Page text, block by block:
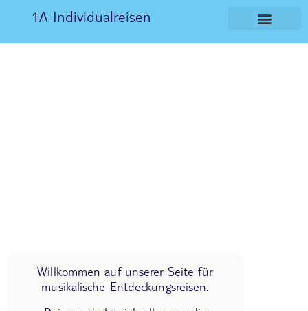
1A-Individualreisen
Willkommen auf unserer Seite für
musikalische Entdeckungsreisen.